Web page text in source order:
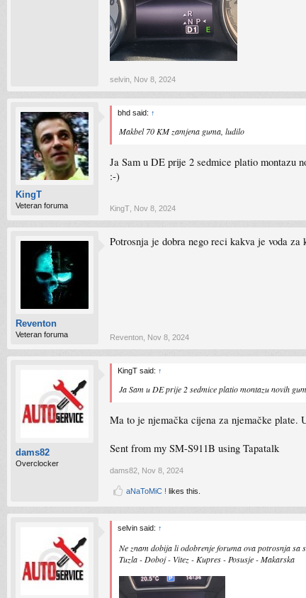
selvin Nov 8, 2024
KingT
Veteran foruma
bhd said: ↑
Makbel 70 KM zamjena guma, ludilo
Ja Sam u DE prije 2 sedmice platio montazu
:⁠-⁠)
KingT Nov 8, 2024
Reventon
Veteran foruma
Potrosnja je dobra nego reci kakva je voda za
Reventon Nov 8, 2024
dams82
Overclocker
KingT said: ↑
Ja Sam u DE prije 2 sedmice platio montazu novih
Ma to je njemačka cijena za njemačke plate.
Sent from my SM-S911B using Tapatalk
dams82 Nov 8, 2024
aNaToMiC ! likes this.
selvin said: ↑
Ne znam dobija li odobrenje foruma ova potrosnja sa
Tuzla - Doboj - Vitez - Kupres - Posusje - Makarska